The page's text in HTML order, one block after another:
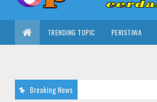
TRENDING TOPIC PERISTIWA
Breaking News